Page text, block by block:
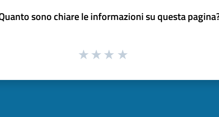
sono chiare le informazioni su questa